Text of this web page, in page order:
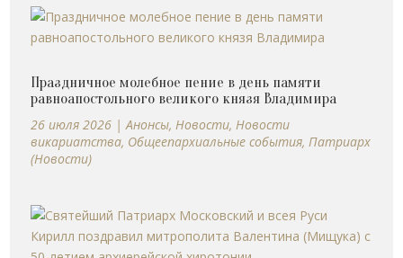
Праздничное молебное пение в день памяти
равноапостольного великого князя Владимира
26 июля 2026 |Анонсы,Новости,Новости
викариатства, Общеепархиальные события,Патриарх
(Новости)